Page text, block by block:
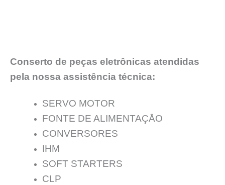
Conserto de peças eletrônicas atendidas
pela nossa assistência técnica:
SERVO MOTOR
FONTE DE ALIMENTAÇĀO
CONVERSORES
IHM
SOFT STARTERS
CLP